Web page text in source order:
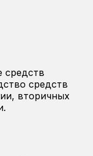
средств
средств
вторичных